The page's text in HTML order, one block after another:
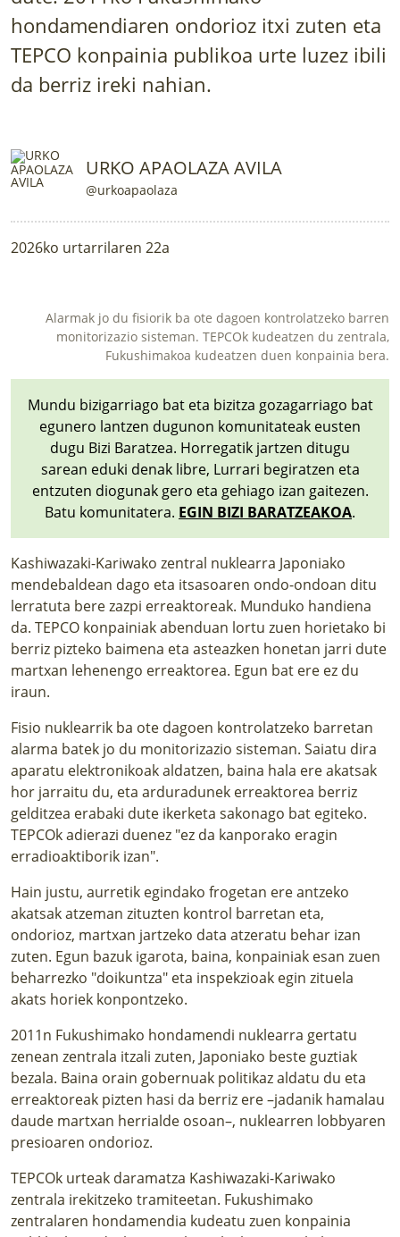
LURRAREN AGENDA
AZOKA
hondamendiaren ondorioz itxi zuten eta
TEPCO konpainia publikoa urte luzez ibili
da berriz ireki nahian.
URKO APAOLAZA AVILA
@urkoapaolaza
2026ko urtarrilaren 22a
Alarmak jo du fisiorik ba ote dagoen kontrolatzeko barren
monitorizazio sisteman. TEPCOk kudeatzen du zentrala,
Fukushimakoa kudeatzen duen konpainia bera.
Mundu bizigarriago bat eta bizitza gozagarriago bat
egunero lantzen dugunon komunitateak eusten
dugu Bizi Baratzea. Horregatik jartzen ditugu
sarean eduki denak libre, Lurrari begiratzen eta
entzuten diogunak gero eta gehiago izan gaitezen.
Batu komunitatera. EGIN BIZI BARATZEAKOA.
Kashiwazaki-Kariwako zentral nuklearra Japoniako
mendebaldean dago eta itsasoaren ondo-ondoan ditu
lerratuta bere zazpi erreaktoreak. Munduko handiena
da. TEPCO konpainiak abenduan lortu zuen horietako bi
berriz pizteko baimena eta asteazken honetan jarri dute
martxan lehenengo erreaktorea. Egun bat ere ez du
iraun.
Fisio nuklearrik ba ote dagoen kontrolatzeko barretan
alarma batek jo du monitorizazio sisteman. Saiatu dira
aparatu elektronikoak aldatzen, baina hala ere akatsak
hor jarraitu du, eta arduradunek erreaktorea berriz
gelditzea erabaki dute ikerketa sakonago bat egiteko.
TEPCOk adierazi duenez "ez da kanporako eragin
erradioaktiborik izan".
Hain justu, aurretik egindako frogetan ere antzeko
akatsak atzeman zituzten kontrol barretan eta,
ondorioz, martxan jartzeko data atzeratu behar izan
zuten. Egun bazuk igarota, baina, konpainiak esan zuen
beharrezko "doikuntza" eta inspekzioak egin zituela
akats horiek konpontzeko.
2011n Fukushimako hondamendi nuklearra gertatu
zenean zentrala itzali zuten, Japoniako beste guztiak
bezala. Baina orain gobernuak politikaz aldatu du eta
erreaktoreak pizten hasi da berriz ere –jadanik hamalau
daude martxan herrialde osoan–, nuklearren lobbyaren
presioaren ondorioz.
TEPCOk urteak daramatza Kashiwazaki-Kariwako
zentrala irekitzeko tramiteetan. Fukushimako
zentralaren hondamendia kudeatu zuen konpainia